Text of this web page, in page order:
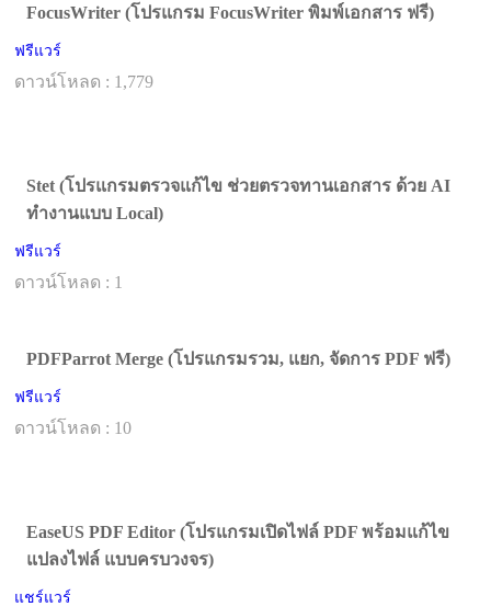
FocusWriter (โปรแกรม FocusWriter พิมพ์เอกสาร ฟรี)
ฟรีแวร์
ดาวน์โหลด : 1,779
Stet (โปรแกรมตรวจแก้ไข ช่วยตรวจทานเอกสาร ด้วย AI
ทำงานแบบ Local)
ฟรีแวร์
ดาวน์โหลด : 1
PDFParrot Merge (โปรแกรมรวม, แยก, จัดการ PDF ฟรี)
ฟรีแวร์
ดาวน์โหลด : 10
EaseUS PDF Editor (โปรแกรมเปิดไฟล์ PDF พร้อมแก้ไข
แปลงไฟล์ แบบครบวงจร)
แชร์แวร์